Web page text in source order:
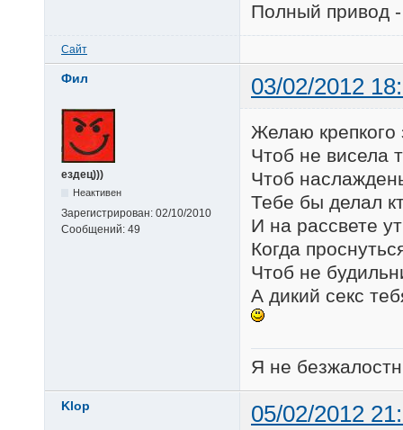
Полный привод
Сайт
Фил 03/02/2012
ездец)))
Неактивен
Зарегистрирован: 02/10/2010
Сообщений: 49
Желаю крепкого
Чтоб не висела
Чтоб
Тебе бы делал
И на рассвете
Когда
Чтоб не
А дикий секс
Я не
Klop 05/02/2012